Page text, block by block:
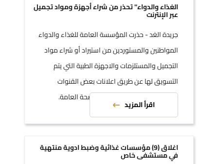
الغذاء والدواء" تحذر من شراء أجهزة ومواد تجميل
عبر الإنترنت
جريدة الغد - حذرت المؤسسة العامة للغذاء والدواء
المواطنين والمستوردين من استيراد أو شراء مواد
التجميل والمستلزمات والاجهزة الطبية التي يتم
التسويق لها عن طريق اعلانات بعض القنوات
الفضائية او الانترنت حرصا على الصحة العامة.
اقرأ المزيد
اغلاق (9) مؤسسات غذائية وضبط ادوية منتهية
في مستشفى خاص